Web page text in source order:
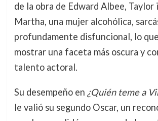
de la obra de Edward Albee,
Martha, una mujer alcohólica,
profundamente disfuncional, lo
mostrar una faceta más oscura y
talento actoral.
Su desempeño en ¿Quién teme a
le valió su segundo Oscar, un